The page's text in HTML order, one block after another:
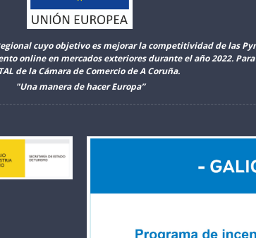
cuyo objetivo es mejorar la competitividad de las
online en mercados exteriores durante el año 2022. Para
de la Cámara de Comercio de A Coruña.
"Una manera de hacer Europa”